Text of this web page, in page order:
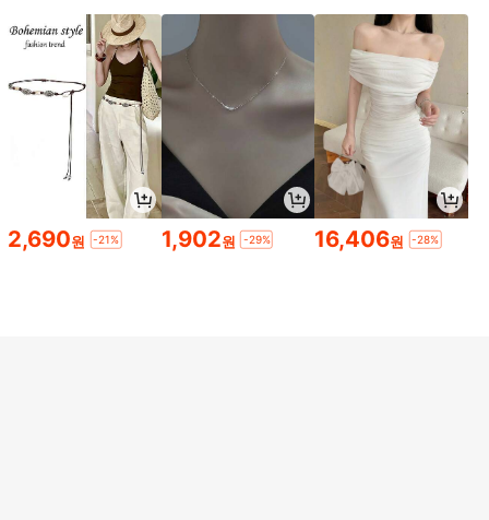
미니 싱잉볼 세트 - 요가, 명상, 휴식,
마음챙김, 차크라 힐링, 자기 조절을
위한 맑고 선율적인 음색을 방출합니
다. 독특한 영적 선물, 우아한 액세서
리, 컴팩트한 디자인, 힐링 사운드
4,090원 -26%
2,690원 -21% 1,902원 -29% 16,406원 -28%